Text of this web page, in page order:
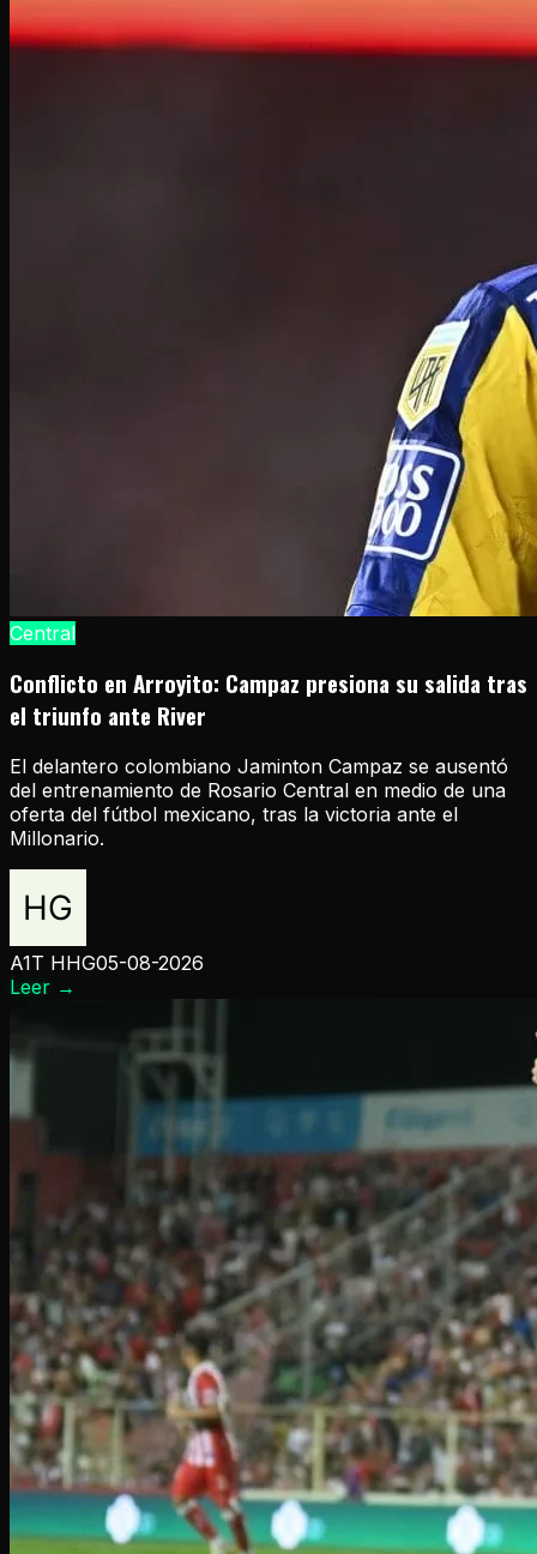
Central
Conflicto en Arroyito: Campaz presiona su salida tras
el triunfo ante River
El delantero colombiano Jaminton Campaz se ausentó
del entrenamiento de Rosario Central en medio de una
oferta del fútbol mexicano, tras la victoria ante el
Millonario.
A1T HHG05-08-2026
Leer →